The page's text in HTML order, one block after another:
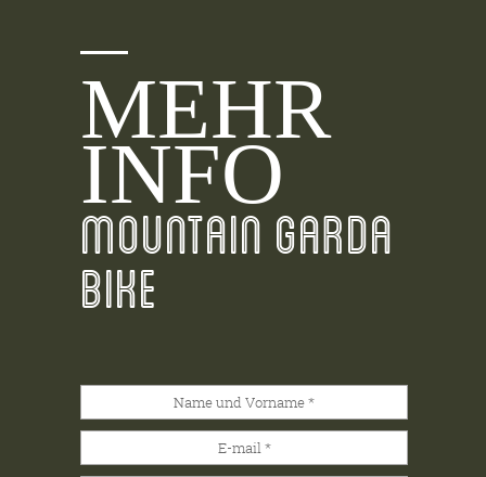
MEHR
INFO
MOUNTAIN GARDA
BIKE